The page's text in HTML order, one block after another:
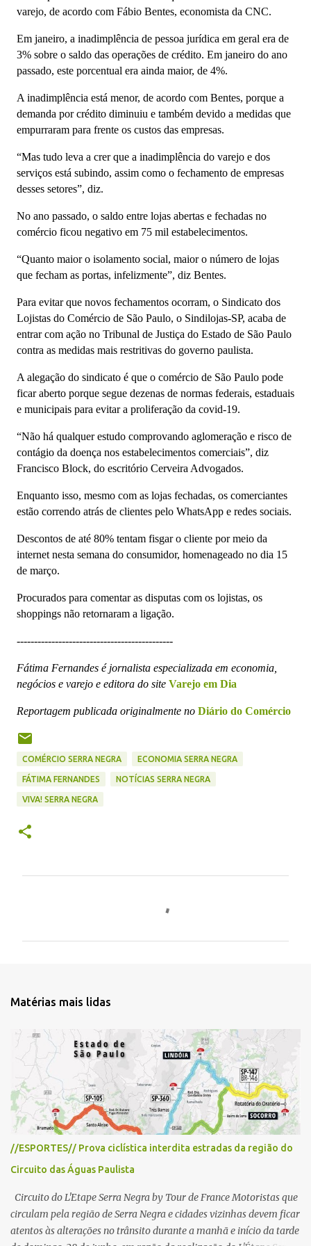
varejo, de acordo com Fábio Bentes, economista da CNC.
Em janeiro, a inadimplência de pessoa jurídica em geral era de
3% sobre o saldo das operações de crédito. Em janeiro do ano
passado, este porcentual era ainda maior, de 4%.
A inadimplência está menor, de acordo com Bentes, porque a
demanda por crédito diminuiu e também devido a medidas que
empurraram para frente os custos das empresas.
“Mas tudo leva a crer que a inadimplência do varejo e dos
serviços está subindo, assim como o fechamento de empresas
desses setores”, diz.
No ano passado, o saldo entre lojas abertas e fechadas no
comércio ficou negativo em 75 mil estabelecimentos.
“Quanto maior o isolamento social, maior o número de lojas
que fecham as portas, infelizmente”, diz Bentes.
Para evitar que novos fechamentos ocorram, o Sindicato dos
Lojistas do Comércio de São Paulo, o Sindilojas-SP, acaba de
entrar com ação no Tribunal de Justiça do Estado de São Paulo
contra as medidas mais restritivas do governo paulista.
A alegação do sindicato é que o comércio de São Paulo pode
ficar aberto porque segue dezenas de normas federais, estaduais
e municipais para evitar a proliferação da covid-19.
“Não há qualquer estudo comprovando aglomeração e risco de
contágio da doença nos estabelecimentos comerciais”, diz
Francisco Block, do escritório Cerveira Advogados.
Enquanto isso, mesmo com as lojas fechadas, os comerciantes
estão correndo atrás de clientes pelo WhatsApp e redes sociais.
Descontos de até 80% tentam fisgar o cliente por meio da
internet nesta semana do consumidor, homenageado no dia 15
de março.
Procurados para comentar as disputas com os lojistas, os
shoppings não retornaram a ligação.
---------------------------------------------
Fátima Fernandes é jornalista especializada em economia,
negócios e varejo e editora do site Varejo em Dia
Reportagem publicada originalmente no Diário do Comércio
COMÉRCIO SERRA NEGRA ECONOMIA SERRA NEGRA
FÁTIMA FERNANDES NOTÍCIAS SERRA NEGRA
VIVA! SERRA NEGRA
t
i
o
s
Matérias mais lidas
//ESPORTES// Prova ciclística interdita estradas da região do
Circuito das Águas Paulista
Circuito do L'Etape Serra Negra by Tour de France Motoristas que
circulam pela região de Serra Negra e cidades vizinhas devem ficar
atentos às alterações no trânsito durante a manhã e início da tarde